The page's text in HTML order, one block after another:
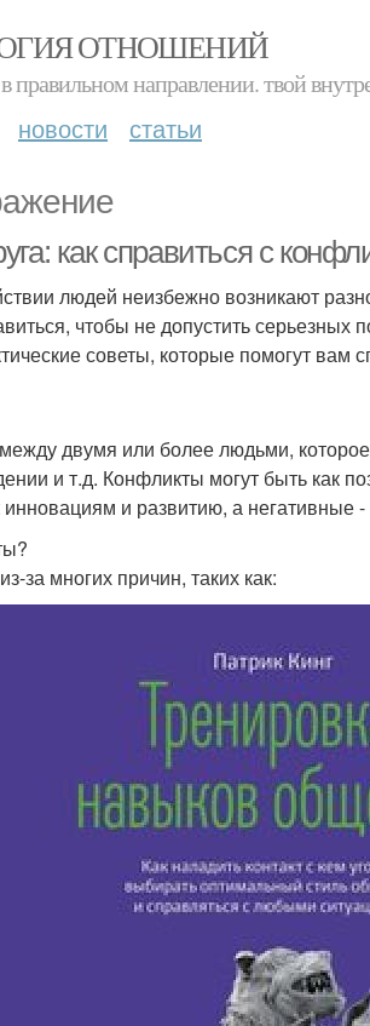
ОТНОШЕНИЙ
правильном направлении. твой
новости статьи
как справиться с
людей неизбежно возникают
чтобы не допустить
советы, которые помогут вам
двумя или более людьми,
и т.д. Конфликты могут быть как
и развитию, а негативные
за многих причин, таких как: